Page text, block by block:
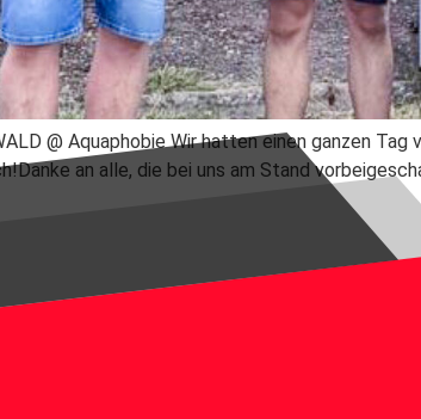
@ Aquaphobie Wir hatten einen ganzen
an alle, die bei uns am Stand